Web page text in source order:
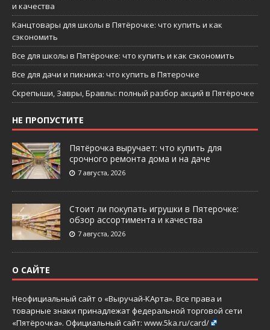
и качества
Канцтовары для школы в Пятёрочке: что купить и как
сэкономить
Все для школы в Пятёрочке: что купить и как сэкономить
Все для дачи и пикника: что купить в Пятерочке
Скрепыши, Завры, Бравлы: полный разбор акций в Пятёрочке
НЕ ПРОПУСТИТЕ
Пятёрочка выручает: что купить для
срочного ремонта дома и на даче
7 августа, 2026
Стоит ли покупать игрушки в Пятерочке:
обзор ассортимента и качества
7 августа, 2026
О САЙТЕ
Неофициальный сайт о «Выручай-КАрта». Все права и
товарные знаки принадлежат федеральной торговой сети
«Пятёрочка». Официальный сайт: www.5ka.ru/card/